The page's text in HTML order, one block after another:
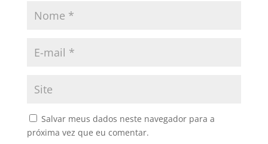
Salvar meus dados neste navegador para a
próxima vez que eu comentar.